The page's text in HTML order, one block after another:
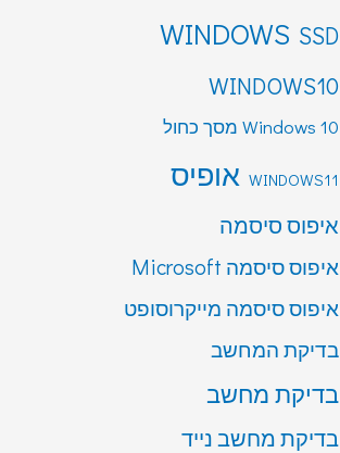
SSD
WINDOWS
WINDOWS10
Windows 10 מסך כחול
WINDOWS11 אופיס
איפוס סיסמה
איפוס סיסמה Microsoft
איפוס סיסמה מייקרוסופט
בדיקת המחשב
בדיקת מחשב
בדיקת מחשב נייד